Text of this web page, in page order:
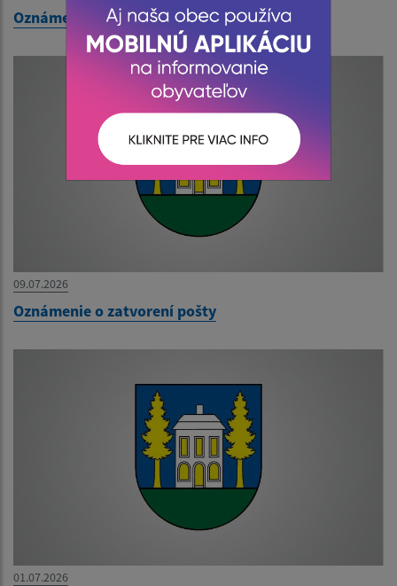
Oznámenie o uložení zásielky pani Kalejová
09.07.2026
Oznámenie o zatvorení pošty
01.07.2026